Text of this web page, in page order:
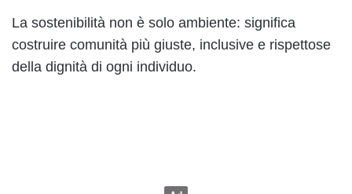
La sostenibilità non è solo ambiente: significa
costruire comunità più giuste, inclusive e rispettose
della dignità di ogni individuo.